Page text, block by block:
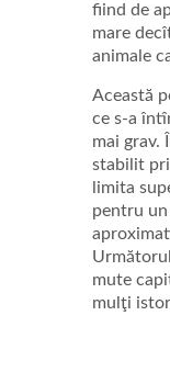
fiind de
mare
animale
Această
ce s-a
mai grav.
stabilit
limita
pentru
mute
mulţi